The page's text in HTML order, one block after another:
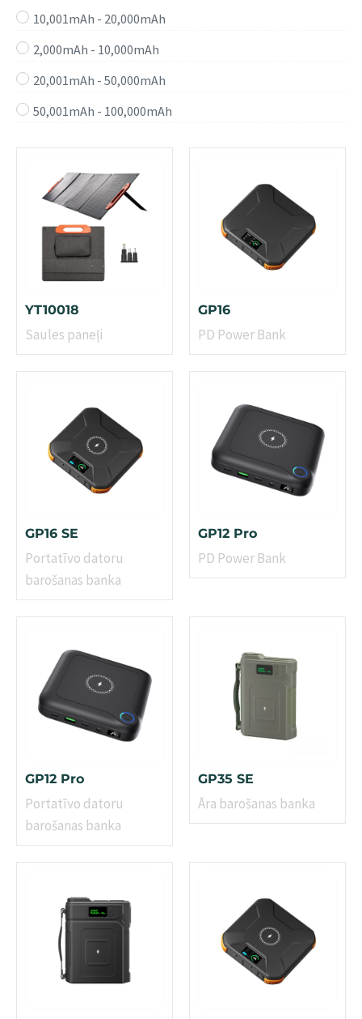
10,001mAh - 20,000mAh
2,000mAh - 10,000mAh
20,001mAh - 50,000mAh
50,001mAh - 100,000mAh
YT10018
Saules paneļi
GP16
PD Power Bank
GP16 SE
Portatīvo datoru
barošanas banka
GP12 Pro
PD Power Bank
GP12 Pro
Portatīvo datoru
barošanas banka
GP35 SE
Āra barošanas banka